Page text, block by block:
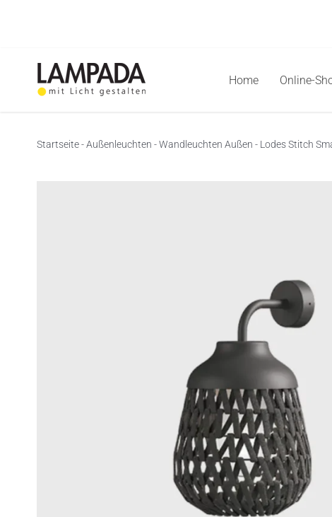
Home Online-
Startseite-Außenleuchten -Wandleuchten Außen - Lodes Stitch